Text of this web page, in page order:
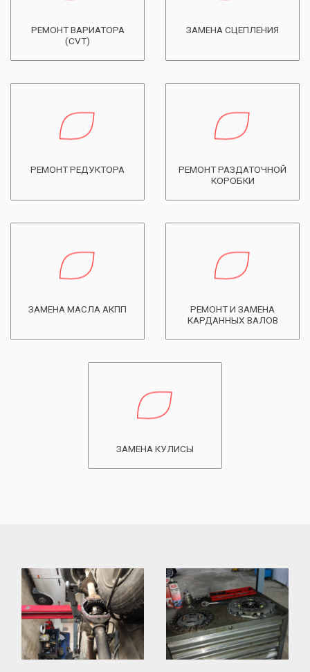
РЕМОНТ ВАРИАТОРА
(CVT)
ЗАМЕНА СЦЕПЛЕНИЯ
РЕМОНТ РЕДУКТОРА
РЕМОНТ РАЗДАТОЧНОЙ
КОРОБКИ
ЗАМЕНА МАСЛА АКПП
РЕМОНТ И ЗАМЕНА
КАРДАННЫХ ВАЛОВ
ЗАМЕНА КУЛИСЫ